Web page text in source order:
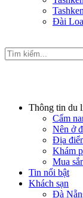
Đài
Thông tin du
Cẩm
Nên ở
Địa
Khám
Mua
Tin nổi bật
Khách sạn
Đà